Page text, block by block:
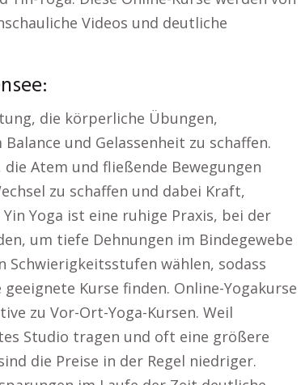
Videos und deutliche
die körperliche Übungen,
und Gelassenheit zu schaffen.
Atem und fließende Bewegungen
zu schaffen und dabei Kraft,
Yoga ist eine ruhige Praxis, bei der
um tiefe Dehnungen im Bindegewebe
Schwierigkeitsstufen wählen, sodass
Kurse finden. Online-Yogakurse
zu Vor-Ort-Yoga-Kursen. Weil
Studio tragen und oft eine größere
die Preise in der Regel niedriger.